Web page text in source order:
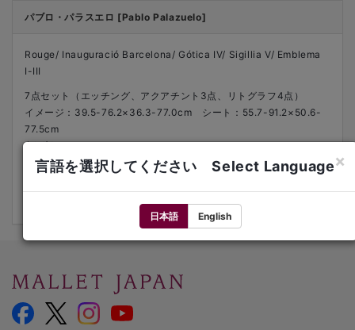
パブロ・パラスエロ [Pablo Palazuelo]
Rouge/ Inauguració Barcelona/ Gótica IV/ Sigillia V/ Emblema
I-III
7点セット（エッチング、アクアチント3点、リトグラフ4点）
イメージ：39.5-76.2×36.3-77.0cm シート：55.7-91.2×50.6-
77.5cm
各下部にサイン、ed.
1976/1974/1972/1977/1980年
各額装
言語を選択してください Select Language×
日本語 English